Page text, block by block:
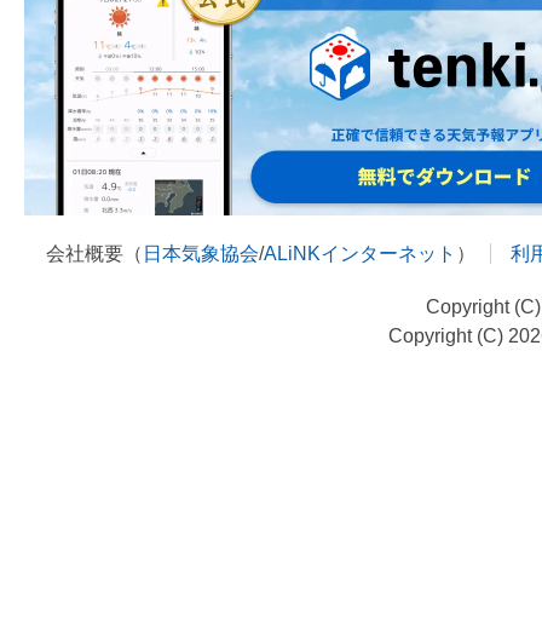
会社概要（ 日本気象協会/ALiNKインターネット ） 利
Copyright
Copyright (C)